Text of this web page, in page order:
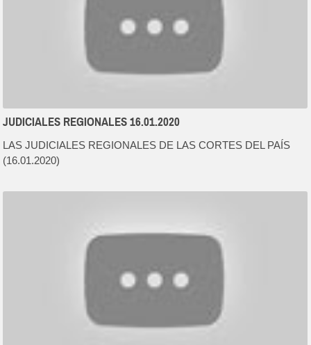
JUDICIALES REGIONALES 16.01.2020
LAS JUDICIALES REGIONALES DE LAS CORTES DEL PAÍS
(16.01.2020)